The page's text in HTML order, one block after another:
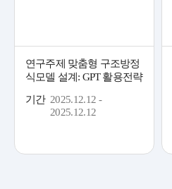
연구주제 맞춤형 구조방정
식모델 설계: GPT 활용전략
기간 2025.12.12 -
2025.12.12